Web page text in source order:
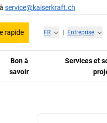
service@kaiserkraft.ch
rapide FR Entreprise
Bon à
savoir
Services et